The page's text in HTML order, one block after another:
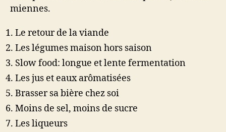
miennes.
Le retour de la viande
Les légumes maison hors saison
Slow food: longue et lente fermentation
Les jus et eaux arômatisées
Brasser sa bière chez soi
Moins de sel, moins de sucre
Les liqueurs